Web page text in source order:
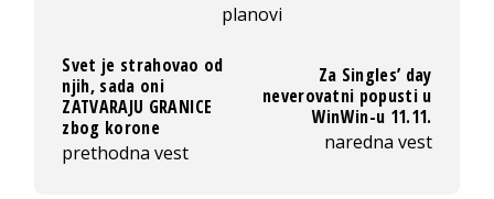
planovi
Svet je strahovao od
njih, sada oni
ZATVARAJU GRANICE
zbog korone
prethodna vest
Za Singles’ day
neverovatni popusti u
WinWin-u 11.11.
naredna vest